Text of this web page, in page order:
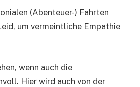
(Abenteuer-) Fahrten
um vermeintliche Empathie
wenn auch die
Hier wird auch von der